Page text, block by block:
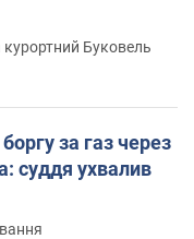
Буковель
за газ через
суддя ухвалив